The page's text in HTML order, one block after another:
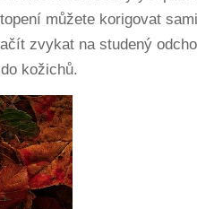
můžete korigovat
zvykat na studený
kožichů.